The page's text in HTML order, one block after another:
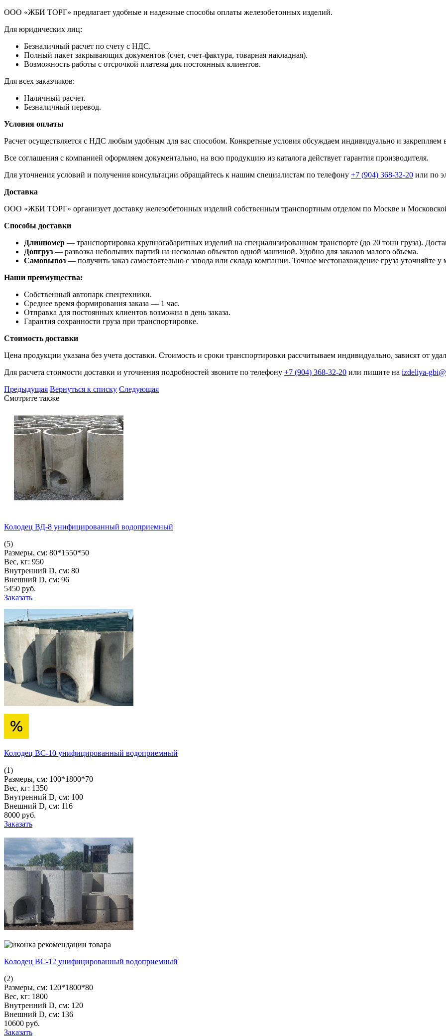
ООО «ЖБИ ТОРГ» предлагает удобные и надежные способы оплаты железобетонных изделий.
Для юридических лиц:
Безналичный расчет по счету с НДС.
Полный пакет закрывающих документов (счет, счет-фактура, товарная накладная).
Возможность работы с отсрочкой платежа для постоянных клиентов.
Для всех заказчиков:
Наличный расчет.
Безналичный перевод.
Условия оплаты
Расчет осуществляется с НДС любым удобным для вас способом. Конкретные условия обсуждаем индивидуально и закрепляем
Все соглашения с компанией оформляем документально, на всю продукцию из каталога действует гарантия производителя.
Для уточнения условий и получения консультации обращайтесь к нашим специалистам по телефону +7 (904) 368-32-20 или по
Доставка
ООО «ЖБИ ТОРГ» организует доставку железобетонных изделий собственным транспортным отделом по Москве и
Способы доставки
Длинномер — транспортировка крупногабаритных изделий на специализированном транспорте (до 20 тонн груза).
Допгруз — развозка небольших партий на несколько объектов одной машиной. Удобно для заказов малого объема.
Самовывоз — получить заказ самостоятельно с завода или склада компании. Точное местонахождение груза уточняйте у
Наши преимущества:
Собственный автопарк спецтехники.
Среднее время формирования заказа — 1 час.
Отправка для постоянных клиентов возможна в день заказа.
Гарантия сохранности груза при транспортировке.
Стоимость доставки
Цена продукции указана без учета доставки. Стоимость и сроки транспортировки рассчитываем индивидуально, зависят от
Для расчета стоимости доставки и уточнения подробностей звоните по телефону +7 (904) 368-32-20 или пишите на izdeliya-
Предыдущая Вернуться к списку Следующая
Смотрите также
Колодец ВД-8 унифицированный водоприемный
(5)
Размеры, см: 80*1550*50
Вес, кг: 950
Внутренний D, см: 80
Внешний D, см: 96
5450 pуб.
Заказать
Колодец ВС-10 унифицированный водоприемный
(1)
Размеры, см: 100*1800*70
Вес, кг: 1350
Внутренний D, см: 100
Внешний D, см: 116
8000 pуб.
Заказать
Колодец ВС-12 унифицированный водоприемный
(2)
Размеры, см: 120*1800*80
Вес, кг: 1800
Внутренний D, см: 120
Внешний D, см: 136
10600 pуб.
Заказать